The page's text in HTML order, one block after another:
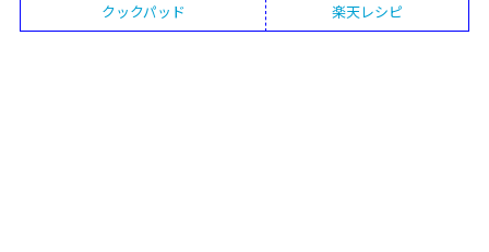
クックパッド 楽天レシピ